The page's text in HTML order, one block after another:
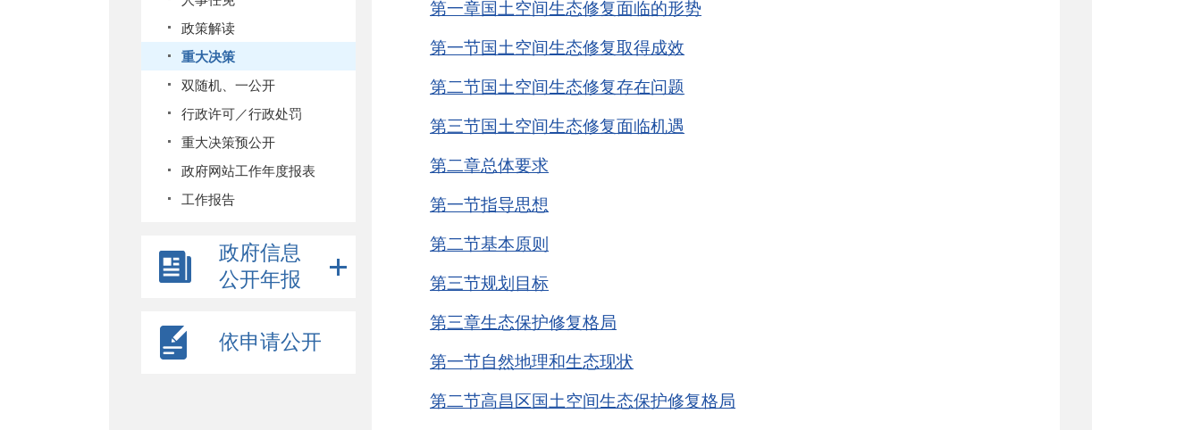
政策解读
重大决策
双随机、一公开
行政许可／行政处罚
重大决策预公开
政府网站工作年度报表
工作报告
政府信息
公开年报
依申请公开
第一章国土空间生态修复面临的形势
第一节国土空间生态修复取得成效
第二节国土空间生态修复存在问题
第三节国土空间生态修复面临机遇
第二章总体要求
第一节指导思想
第二节基本原则
第三节规划目标
第三章生态保护修复格局
第一节自然地理和生态现状
第二节高昌区国土空间生态保护修复格局